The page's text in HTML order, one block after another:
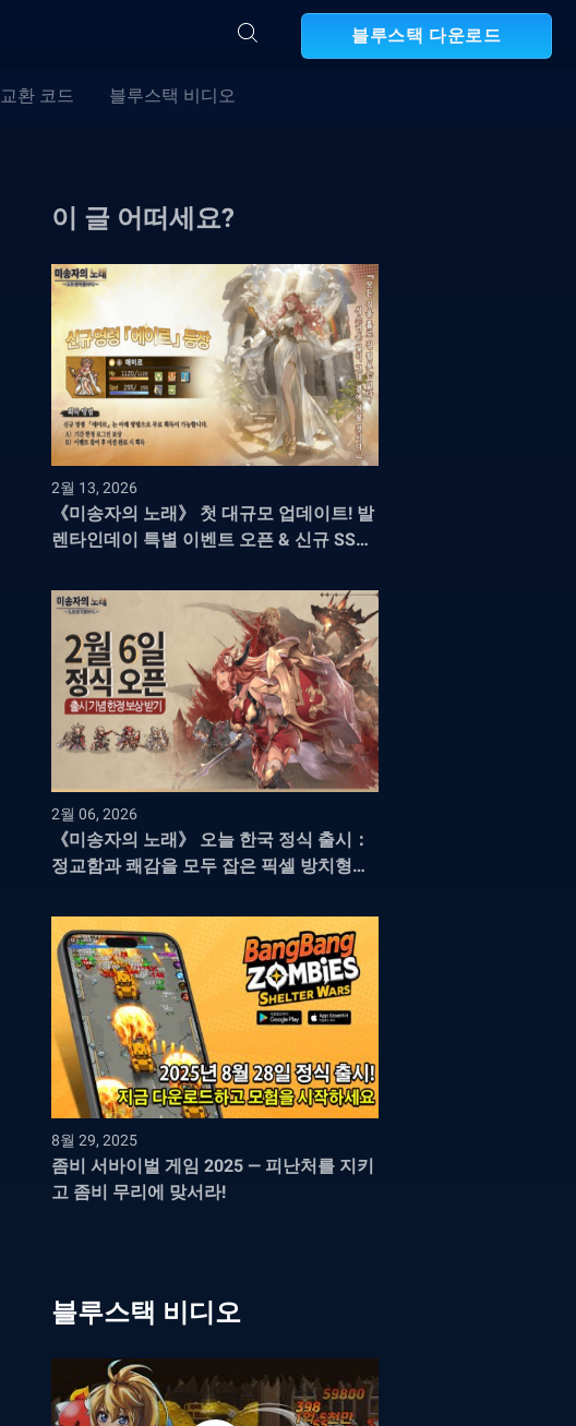
블루스택 다운로드
교환 코드 블루스택 비디오
이 글 어떠세요?
2월 13, 2026
《미송자의 노래》 첫 대규모 업데이트! 발
렌타인데이 특별 이벤트 오픈 & 신규 SSR
2월 06, 2026
《미송자의 노래》 오늘 한국 정식 출시：
정교함과 쾌감을 모두 잡은 픽셀 방치형
8월 29, 2025
좀비 서바이벌 게임 2025 — 피난처를 지키
고 좀비 무리에 맞서라!
블루스택 비디오